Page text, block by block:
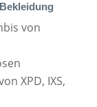
von
XPD, IXS,